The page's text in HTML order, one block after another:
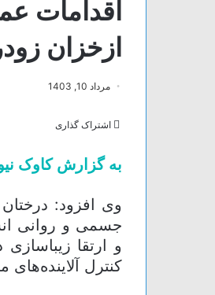
اقدامات
ازخزان
مرداد 10, 1403
اشتراک گذاری
به گزارش کاوک
وی افزود:
جسمی و روانی
و ارتقا
کنترل